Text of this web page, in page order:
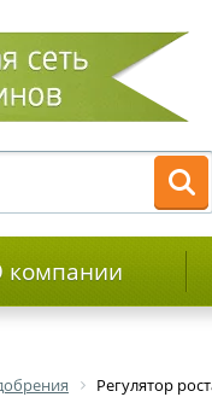
компании
Регулятор